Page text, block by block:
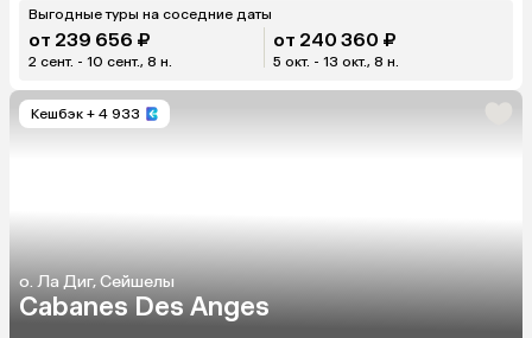
Выгодные туры на соседние даты
от 239 656 ₽
2 сент. - 10 сент., 8 н.
от 240 360 ₽
5 окт. - 13 окт., 8 н.
Кешбэк + 4 933
о. Ла Диг, Сейшелы
Cabanes Des Anges